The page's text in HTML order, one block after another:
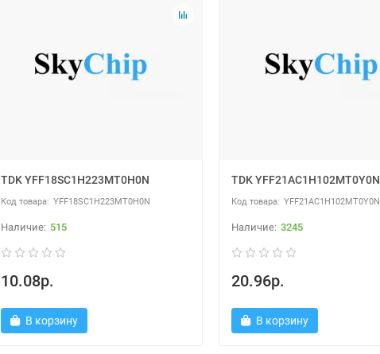
TDK YFF18SC1H223MT0H0N
YFF18SC1H223MT0H0N
515
10.08р.
В корзину
TDK YFF21AC1H102MT0Y0N
YFF21AC1H102MT0Y0N
3245
20.96р.
В корзину